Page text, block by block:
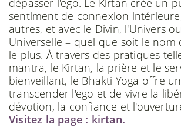
dépasser l'ego. Le Kirtan crée un
sentiment de connexion
autres, et avec le Divin, l'Univers
Universelle – quel que soit le nom
le plus. À travers des pratiques
mantra, le Kirtan, la prière et le
bienveillant, le Bhakti Yoga offre
transcender l'ego et de vivre la
dévotion, la confiance et
Visitez la page : kirtan.